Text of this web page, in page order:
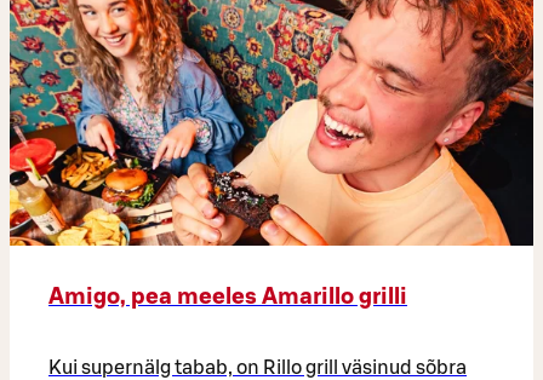
Amigo, pea meeles Amarillo grilli
Kui supernälg tabab, on Rillo grill väsinud sõbra